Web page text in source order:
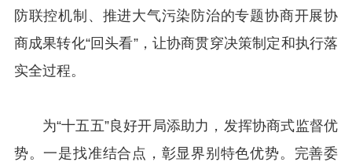
防联控机制、推进大气污染防治的专题协商开展协
商成果转化“回头看”，让协商贯穿决策制定和执行落
实全过程。
为“十五五”良好开局添助力，发挥协商式监督优
势。一是找准结合点，彰显界别特色优势。完善委